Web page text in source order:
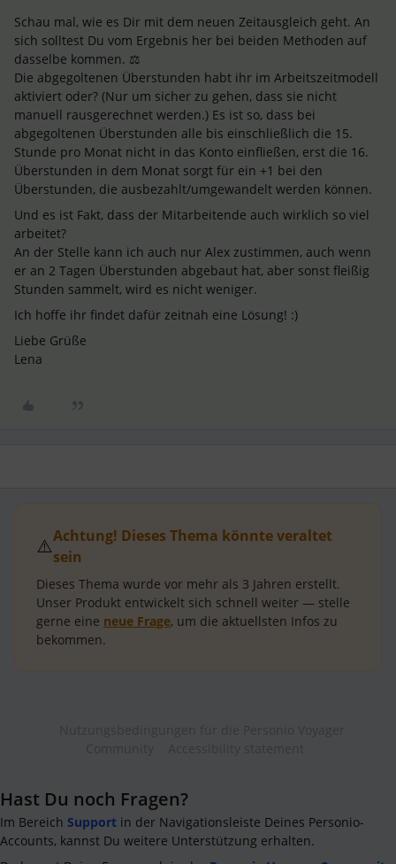
Schau mal, wie es Dir mit dem neuen Zeitausgleich geht. An
sich solltest Du vom Ergebnis her bei beiden Methoden auf
dasselbe kommen. ⚖️
Die abgegoltenen Überstunden habt ihr im Arbeitszeitmodell
aktiviert oder? (Nur um sicher zu gehen, dass sie nicht
manuell rausgerechnet werden.) Es ist so, dass bei
abgegoltenen Überstunden alle bis einschließlich die 15.
Stunde pro Monat nicht in das Konto einfließen, erst die 16.
Überstunden in dem Monat sorgt für ein +1 bei den
Überstunden, die ausbezahlt/umgewandelt werden können.
Und es ist Fakt, dass der Mitarbeitende auch wirklich so viel
arbeitet?
An der Stelle kann ich auch nur Alex zustimmen, auch wenn
er an 2 Tagen Überstunden abgebaut hat, aber sonst fleißig
Stunden sammelt, wird es nicht weniger.
Ich hoffe ihr findet dafür zeitnah eine Lösung! :)
Liebe Grüße
Lena
⚠️Achtung! Dieses Thema könnte veraltet
sein
Dieses Thema wurde vor mehr als 3 Jahren erstellt.
Unser Produkt entwickelt sich schnell weiter — stelle
gerne eine neue Frage, um die aktuellsten Infos zu
bekommen.
Hast Du noch Fragen?
Im Bereich Support in der Navigationsleiste Deines Personio-
Accounts, kannst Du weitere Unterstützung erhalten.